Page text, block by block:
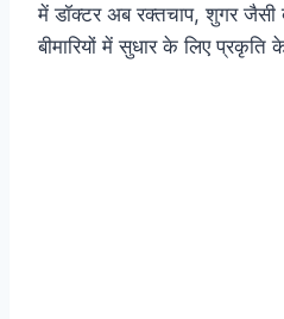
में डॉक्टर अब रक्तचाप, शुगर जैसी
बीमारियों में सुधार के लिए